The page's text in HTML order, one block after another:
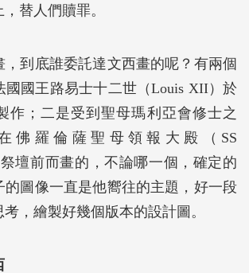
替人們贖罪。
，到底誰委託達文西畫的呢？有兩個
國國王路易士十二世（Louis XII）於
作；二是受到聖母瑪利亞會修士之
佛羅倫薩聖母領報大殿（SS
祭壇前而畫的，不論哪一個，確定的
的圖像一直是他嚮往的主題，好一段
，繪製好幾個版本的設計圖。